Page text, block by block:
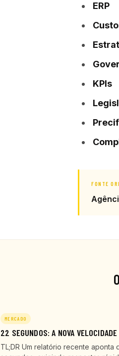
ERP
KPIs
FONTE
MERCADO
22 SEGUNDOS: A NOVA
TL;DR Um relatório recente